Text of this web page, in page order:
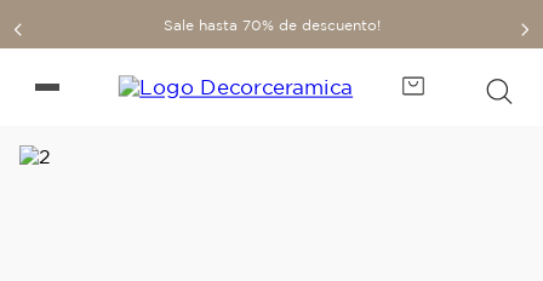
Sale hasta 70% de descuento!